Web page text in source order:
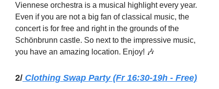
Viennese orchestra is a musical highlight every year.
Even if you are not a big fan of classical music, the
concert is for free and right in the grounds of the
Schönbrunn castle. So next to the impressive music,
you have an amazing location. Enjoy! 🎶
2/ Clothing Swap Party (Fr 16:30-19h - Free)